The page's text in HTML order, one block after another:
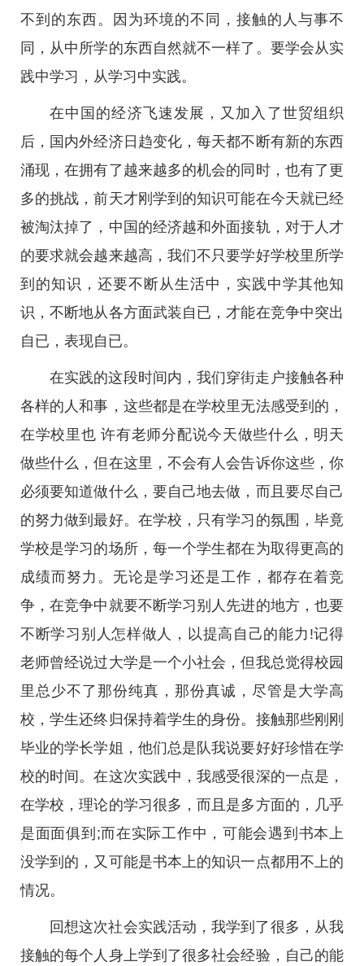
不到的东西。因为环境的不同，接触的人与事不
同，从中所学的东西自然就不一样了。要学会从实
践中学习，从学习中实践。
在中国的经济飞速发展，又加入了世贸组织
后，国内外经济日趋变化，每天都不断有新的东西
涌现，在拥有了越来越多的机会的同时，也有了更
多的挑战，前天才刚学到的知识可能在今天就已经
被淘汰掉了，中国的经济越和外面接轨，对于人才
的要求就会越来越高，我们不只要学好学校里所学
到的知识，还要不断从生活中，实践中学其他知
识，不断地从各方面武装自已，才能在竞争中突出
自已，表现自已。
在实践的这段时间内，我们穿街走户接触各种
各样的人和事，这些都是在学校里无法感受到的，
在学校里也 许有老师分配说今天做些什么，明天
做些什么，但在这里，不会有人会告诉你这些，你
必须要知道做什么，要自己地去做，而且要尽自己
的努力做到最好。在学校，只有学习的氛围，毕竟
学校是学习的场所，每一个学生都在为取得更高的
成绩而努力。无论是学习还是工作，都存在着竞
争，在竞争中就要不断学习别人先进的地方，也要
不断学习别人怎样做人，以提高自己的能力!记得
老师曾经说过大学是一个小社会，但我总觉得校园
里总少不了那份纯真，那份真诚，尽管是大学高
校，学生还终归保持着学生的身份。接触那些刚刚
毕业的学长学姐，他们总是队我说要好好珍惜在学
校的时间。在这次实践中，我感受很深的一点是，
在学校，理论的学习很多，而且是多方面的，几乎
是面面俱到;而在实际工作中，可能会遇到书本上
没学到的，又可能是书本上的知识一点都用不上的
情况。
回想这次社会实践活动，我学到了很多，从我
接触的每个人身上学到了很多社会经验，自己的能